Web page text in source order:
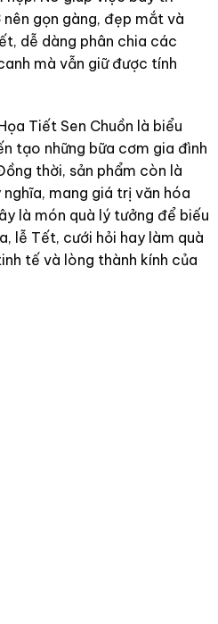
gọn gàng, đẹp mắt và
dễ dàng phân chia các
mà vẫn giữ được tính
Tiết Sen Chuồn là biểu
tạo những bữa cơm gia đình
thời, sản phẩm còn là
mang giá trị văn hóa
là món quà lý tưởng để biếu
lễ Tết, cưới hỏi hay làm quà
tế và lòng thành kính của